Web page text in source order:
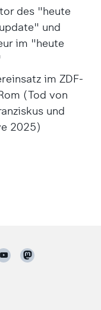
des "heute
und
im "heute
im ZDF-
(Tod von
und
2025)